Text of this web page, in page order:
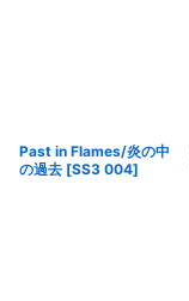
Past in Flames/炎の中
の過去 [SS3 004]